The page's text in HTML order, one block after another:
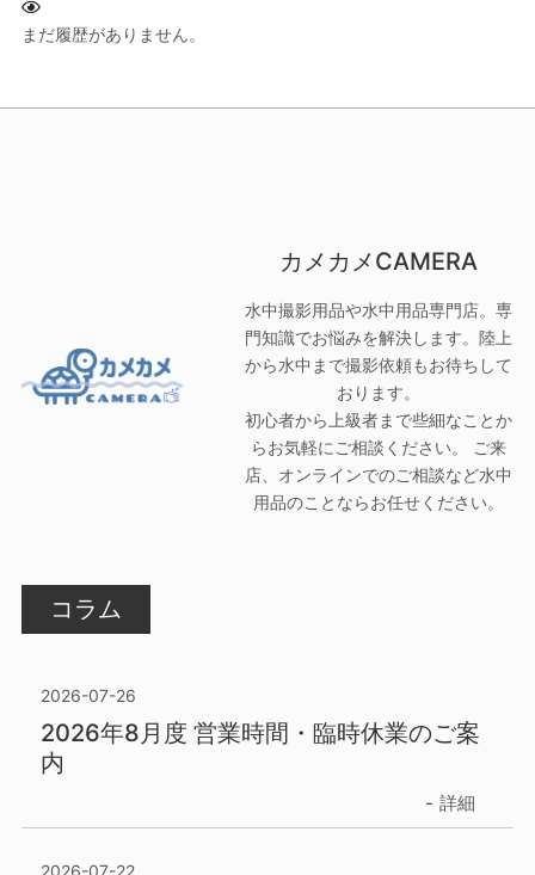
まだ履歴がありません。
カメカメCAMERA
水中撮影用品や水中用品専門店。専
門知識でお悩みを解決します。陸上
から水中まで撮影依頼もお待ちして
おります。
初心者から上級者まで些細なことか
らお気軽にご相談ください。 ご来
店、オンラインでのご相談など水中
用品のことならお任せください。
コラム
2026-07-26
2026年8月度 営業時間・臨時休業のご案
内
詳細
2026-07-22